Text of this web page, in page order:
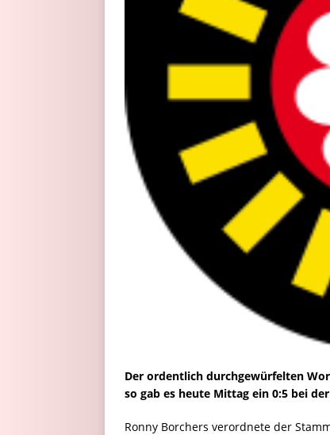
Der ordentlich durchgewürfelten
so gab es heute Mittag ein 0:5 bei
Ronny Borchers verordnete der